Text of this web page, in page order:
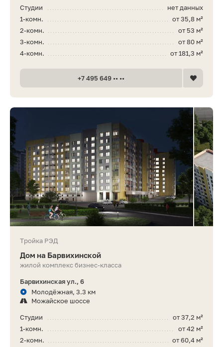
нет данных
Студии
от 35,8 м²
1-комн.
от 53 м²
2-комн.
от 80 м²
3-комн.
от 181,3 м²
4-комн.
+7 495 649 •• ••
Тройка РЭД
Дом на Барвихинской
жилой комплекс бизнес-класса
Барвихинская ул., 6
Молодёжная, 3.3 км
Можайское шоссе
от 37,2 м²
Студии
от 42 м²
1-комн.
от 60,4 м²
2-комн.